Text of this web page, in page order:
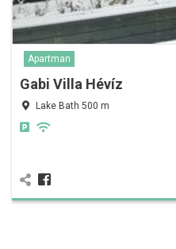
Apartman
Gabi Villa Hévíz
Lake Bath 500 m